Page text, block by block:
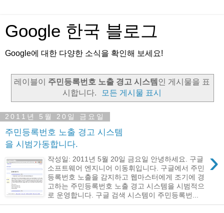
Google 한국 블로그
Google에 대한 다양한 소식을 확인해 보세요!
레이블이 주민등록번호 노출 경고 시스템 인 게시물을 표
시합니다.
모든 게시물 표시
2011년 5월 20일 금요일
주민등록번호 노출 경고 시스템
을 시범가동합니다.
›
작성일: 2011년 5월 20일 금요일 안녕하세요. 구글
소프트웨어 엔지니어 이동휘입니다. 구글에서 주민
등록번호 노출을 감지하고 웹마스터에게 조기에 경
고하는 주민등록번호 노출 경고 시스템을 시범적으
로 운영합니다. 구글 검색 시스템이 주민등록번...